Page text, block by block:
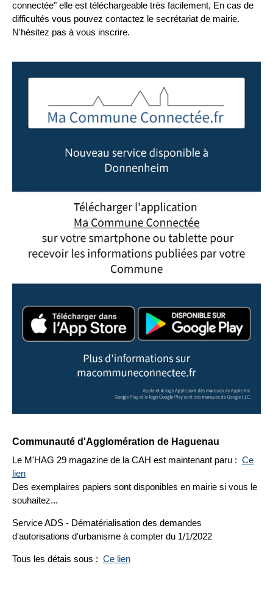
connectée" elle est téléchargeable très facilement, En cas de
difficultés vous pouvez contactez le secrétariat de mairie.
N'hésitez pas à vous inscrire.
Communauté d'Agglomération de Haguenau
Le M'HAG 29 magazine de la CAH est maintenant paru : Ce
lien
Des exemplaires papiers sont disponibles en mairie si vous le
souhaitez...
Service ADS - Dématérialisation des demandes
d'autorisations d'urbanisme à compter du 1/1/2022
Tous les détais sous : Ce lien